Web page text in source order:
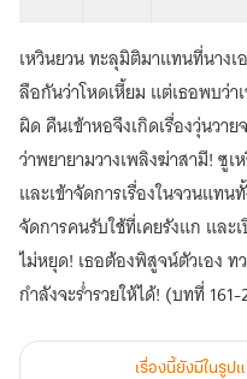
พลิก
บท
เป็น
นาง
ตัว
แสบ
เล่ม
5
เหวินยวน ทะลุมิติมาแทนที่นาง
ลือกันว่าโหดเหี้ยม แต่เธอพบว่า
ผิด คืนเข้าหอจึงเกิดเรื่องวุ่นวา
ว่าพยายามวางเพลิงฆ่าสามี! ซู
และเข้าจัดการเรื่องในจวนแท
จัดการคนรับใช้ที่เคยรังแก และ
ไม่หยุด! เธอต้องพิสูจน์ตัวเอง
กำลังจะร่ำรวยให้ได้! (บทที่
เรื่องนี้ยังมีในรูป